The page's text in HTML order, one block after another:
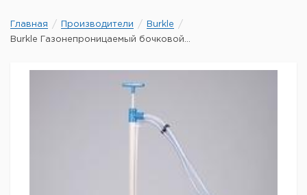
Главная Производители
Burkle
Burkle Газонепроницаемый бочковой...